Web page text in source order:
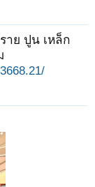
ย ปูน เหล็ก